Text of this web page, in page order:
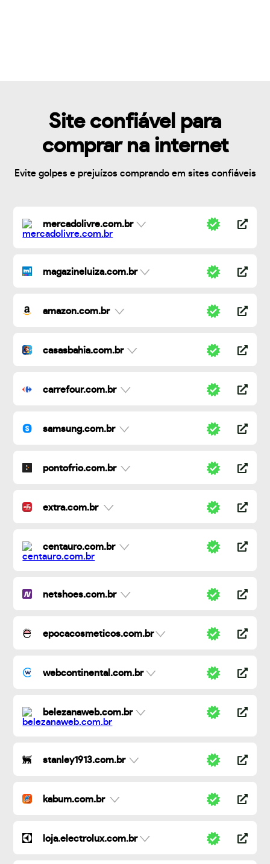
Site confiável para
comprar na internet
Evite golpes e prejuízos comprando em sites confiáveis
mercadolivre.com.br
magazineluiza.com.br
amazon.com.br
casasbahia.com.br
carrefour.com.br
samsung.com.br
pontofrio.com.br
extra.com.br
centauro.com.br
netshoes.com.br
epocacosmeticos.com.br
webcontinental.com.br
belezanaweb.com.br
stanley1913.com.br
kabum.com.br
loja.electrolux.com.br